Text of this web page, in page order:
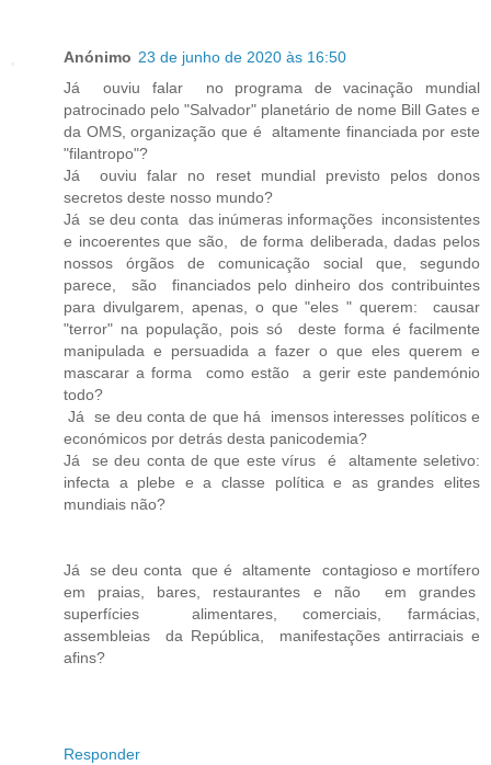
Anónimo 23 de junho de 2020 às 16:50
Já ouviu falar no programa de vacinação mundial
patrocinado pelo "Salvador" planetário de nome Bill Gates e
da OMS, organização que é altamente financiada por este
"filantropo"?
Já ouviu falar no reset mundial previsto pelos donos
secretos deste nosso mundo?
Já se deu conta das inúmeras informações inconsistentes
e incoerentes que são, de forma deliberada, dadas pelos
nossos órgãos de comunicação social que, segundo
parece, são financiados pelo dinheiro dos contribuintes
para divulgarem, apenas, o que "eles " querem: causar
"terror" na população, pois só deste forma é facilmente
manipulada e persuadida a fazer o que eles querem e
mascarar a forma como estão a gerir este pandemónio
todo?
Já se deu conta de que há imensos interesses políticos e
económicos por detrás desta panicodemia?
Já se deu conta de que este vírus é altamente seletivo:
infecta a plebe e a classe política e as grandes elites
mundiais não?
Já se deu conta que é altamente contagioso e mortífero
em praias, bares, restaurantes e não em grandes
superfícies alimentares, comerciais, farmácias,
assembleias da República, manifestações antirraciais e
afins?
Responder